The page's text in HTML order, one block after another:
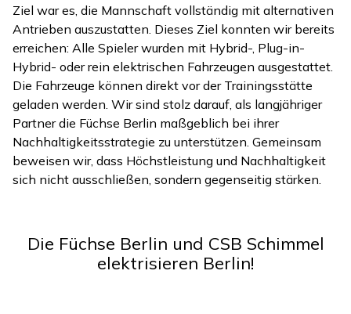
Ziel war es, die Mannschaft vollständig mit alternativen
Antrieben auszustatten. Dieses Ziel konnten wir bereits
erreichen: Alle Spieler wurden mit Hybrid-, Plug-in-
Hybrid- oder rein elektrischen Fahrzeugen ausgestattet.
Die Fahrzeuge können direkt vor der Trainingsstätte
geladen werden. Wir sind stolz darauf, als langjähriger
Partner die Füchse Berlin maßgeblich bei ihrer
Nachhaltigkeitsstrategie zu unterstützen. Gemeinsam
beweisen wir, dass Höchstleistung und Nachhaltigkeit
sich nicht ausschließen, sondern gegenseitig stärken.
Die Füchse Berlin und CSB Schimmel
elektrisieren Berlin!